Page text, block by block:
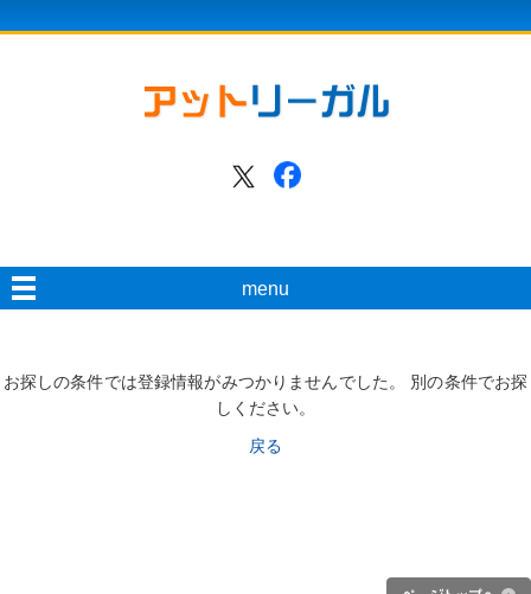
menu
お探しの条件では登録情報がみつかりませんでした。 別の条件でお探
しください。
戻る